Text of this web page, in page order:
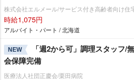
株式会社エルメール/サービス付き高齢者向け住
時給1,075円
アルバイト・パート / 北海道
NEW
「週2から可」調理スタッフ/
会保障完備
医療法人社団正慶会/栗田病院